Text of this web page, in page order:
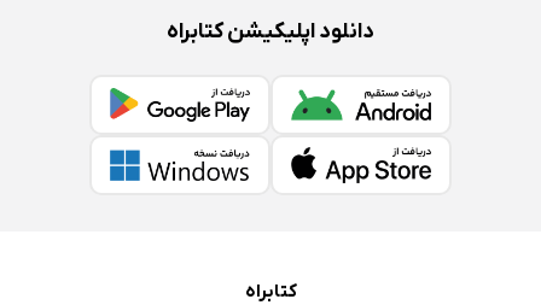
دانلود اپلیکیشن کتابراه
کتابراه